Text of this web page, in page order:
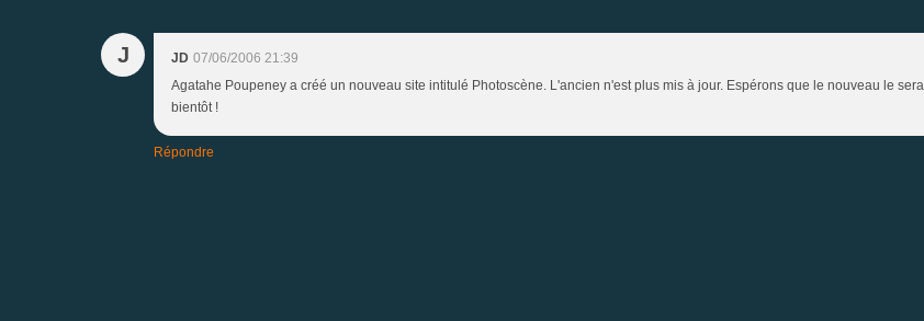
J JD 07/06/2006 21:39
Agatahe Poupeney a créé un nouveau site intitulé Photoscène. L'ancien n'est plus mis à jour. Espérons que le nouveau le sera
bientôt !
Répondre